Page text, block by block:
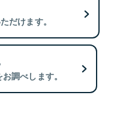
だけます。
調べします。